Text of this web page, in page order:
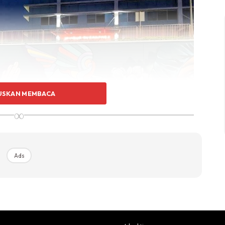
MEMBACA
∞
Ads